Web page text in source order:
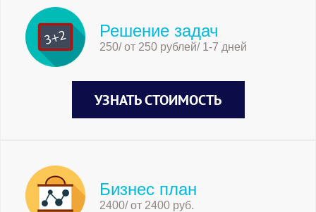
Решение задач
250/ от 250 рублей/ 1-7 дней
УЗНАТЬ СТОИМОСТЬ
Бизнес план
2400/ от 2400 руб.